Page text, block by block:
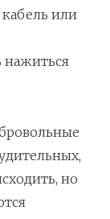
или
нажиться
но